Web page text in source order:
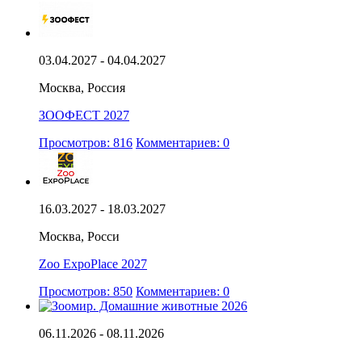
03.04.2027 - 04.04.2027
Москва, Россия
ЗООФЕСТ 2027
Просмотров: 816 Комментариев: 0
16.03.2027 - 18.03.2027
Москва, Росси
Zoo ExpoPlace 2027
Просмотров: 850 Комментариев: 0
06.11.2026 - 08.11.2026